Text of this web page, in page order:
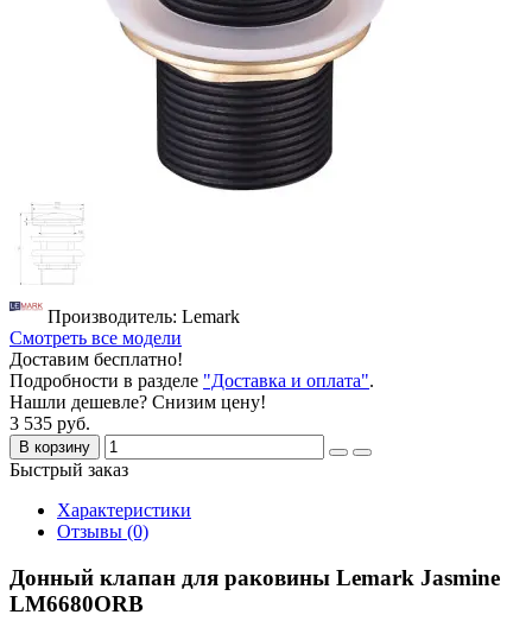
Производитель: Lemark
Смотреть все модели
Доставим бесплатно!
Подробности в разделе "Доставка и оплата".
Нашли дешевле? Снизим цену!
3 535 руб.
В корзину
Быстрый заказ
Характеристики
Отзывы (0)
Донный клапан для раковины Lemark Jasmine
LM6680ORB